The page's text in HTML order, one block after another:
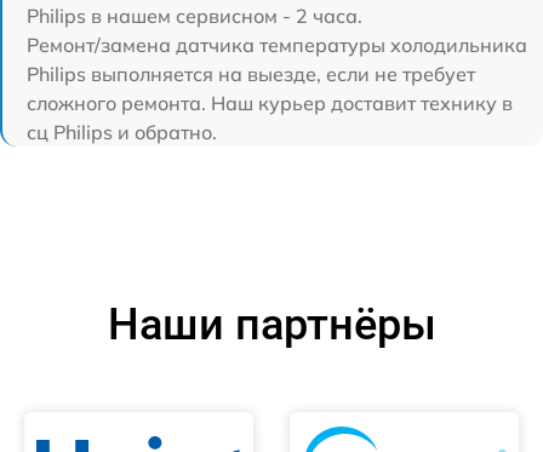
Philips в нашем сервисном - 2 часа.
Ремонт/замена датчика температуры холодильника
Philips выполняется на выезде, если не требует
сложного ремонта. Наш курьер доставит технику в
сц Philips и обратно.
Наши партнёры